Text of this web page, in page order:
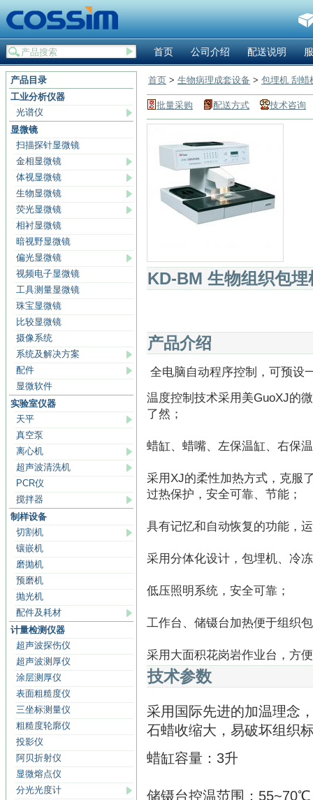
首页 公司介绍 配送说明
产品目录
工业分析仪器
光谱仪
显微镜
扫描探针显微镜
金相显微镜
体视显微镜
生物显微镜
荧光显微镜
相衬显微镜
暗视野显微镜
偏光显微镜
视频电子显微镜
工具测量显微镜
珠宝显微镜
比较显微镜
摄像系统
系统及解决方案
配件
显微软件
实验室仪器
天平
真空泵
离心机
超声波清洗机
PCR仪
搅拌器
制样设备
切割机
镶嵌机
磨抛机
预磨机
抛光机
配件及耗材
计量检测仪器
超声波探伤仪
超声波测厚仪
涂层测厚仪
表面粗糙度仪
三坐标测量仪
粗糙度轮廓仪
投影仪
阿贝折射仪
显微熔点仪
分光光度计
首页 > 生物病理成套设备 > 包埋机 刮蜡
批量采购 配送方式 技术咨询
KD-BM 生物组织包埋
产品介绍
全电脑自动程序控制，可预设
温度控制技术采用美GuoXJ的
了然；
蜡缸、蜡嘴、左保温缸、右保
采用XJ的柔性加热方式，克服
过热保护，安全可靠、节能；
具有记忆和自动恢复的功能，
采用分体化设计，包埋机、冷
低压照明系统，安全可靠；
工作台、储镊台加热便于组织
采用大面积花岗岩作业台，方
技术参数
采用国际先进的加温理念
石蜡收缩大，易破坏组织
蜡缸容量：3升
储镊台控温范围：55~70℃